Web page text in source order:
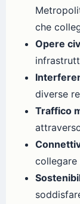
che
Opere
diverse
Traffico
collegare